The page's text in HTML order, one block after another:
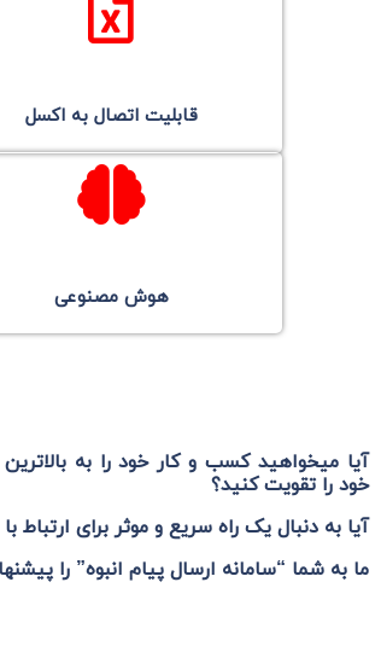
قابلیت اتصال به اکسل
هوش مصنوعی
آیا میخواهید کسب و کار خود را به
خود را تقویت کنید؟
آیا به دنبال یک راه سریع و موثر برای
ما به شما “سامانه ارسال پیام انبوه” را